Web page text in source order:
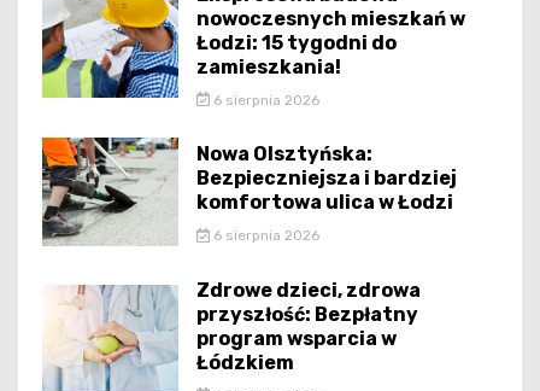
nowoczesnych mieszkań w
Łodzi: 15 tygodni do
zamieszkania!
6 sierpnia 2026
Nowa Olsztyńska:
Bezpieczniejsza i bardziej
komfortowa ulica w Łodzi
6 sierpnia 2026
Zdrowe dzieci, zdrowa
przyszłość: Bezpłatny
program wsparcia w
Łódzkiem